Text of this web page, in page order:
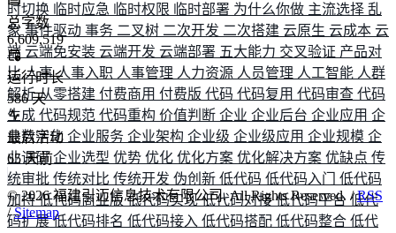
时切换 临时应急 临时权限 临时部署 为什么你做 主流选择 乱
象 事件驱动 事务 二叉树 二次开发 二次搭建 云原生 云成本 云
端 云端免安装 云端开发 云端部署 五大能力 交叉验证 产品对
比人事人事入职 人事管理 人力资源 人员管理 人工智能 人群
解析从零搭建 付费商用 付费版 代码 代码复用 代码审查 代码
生成 代码规范 代码重构 价值判断 企业 企业后台 企业应用 企
业数字化 企业服务 企业架构 企业级 企业级应用 企业规模 企
业调研企业选型 优势 优化 优化方案 优化解决方案 优缺点 传
统审批 传统对比 传统开发 伪创新 低代码 低代码入门 低代码
加持低代码商业版低代码实现低代码对接低代码平台 低代
码扩展低代码排名 低代码接入 低代码搭配 低代码整合 低代
总字数
6,609,519
运行时长
586 天
最后活动
65 天前
©2026福建引迈信息技术有限公司. All Rights Reserved. /RSS
/Sitemap